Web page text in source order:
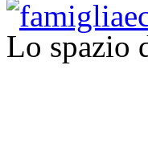
Lo spazio